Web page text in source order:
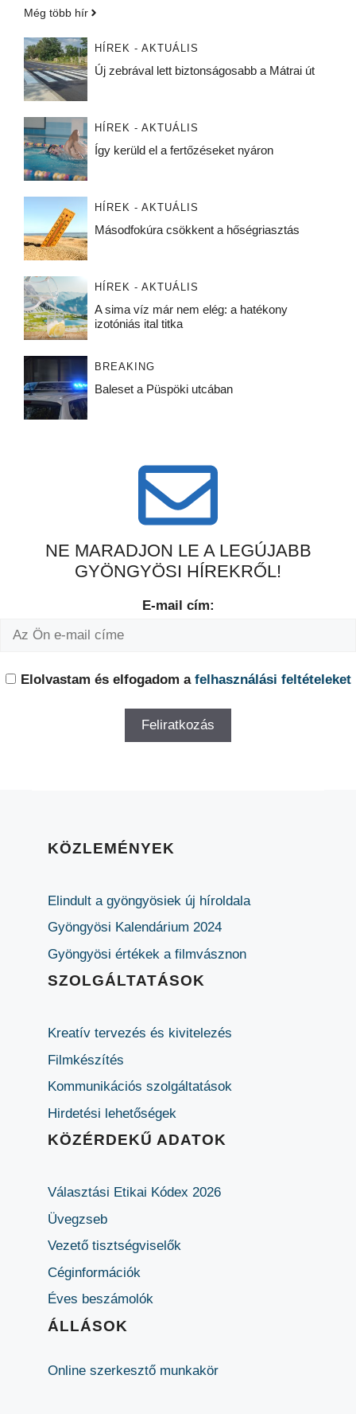
Még több hír
HÍREK - AKTUÁLIS
Új zebrával lett biztonságosabb a Mátrai út
HÍREK - AKTUÁLIS
Így kerüld el a fertőzéseket nyáron
HÍREK - AKTUÁLIS
Másodfokúra csökkent a hőségriasztás
HÍREK - AKTUÁLIS
A sima víz már nem elég: a hatékony
izotóniás ital titka
BREAKING
Baleset a Püspöki utcában
NE MARADJON LE A LEGÚJABB
GYÖNGYÖSI HÍREKRŐL!
E-mail cím:
Elolvastam és elfogadom a felhasználási feltételeket
KÖZLEMÉNYEK
Elindult a gyöngyösiek új híroldala
Gyöngyösi Kalendárium 2024
Gyöngyösi értékek a filmvásznon
SZOLGÁLTATÁSOK
Kreatív tervezés és kivitelezés
Filmkészítés
Kommunikációs szolgáltatások
Hirdetési lehetőségek
KÖZÉRDEKŰ ADATOK
Választási Etikai Kódex 2026
Üvegzseb
Vezető tisztségviselők
Céginformációk
Éves beszámolók
ÁLLÁSOK
Online szerkesztő munkakör